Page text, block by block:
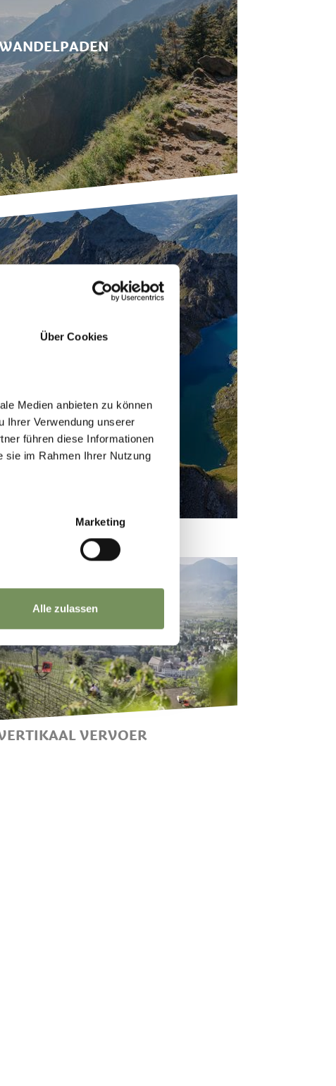
Über Cookies
Medien anbieten zu können
Ihrer Verwendung unserer
führen diese Informationen
sie im Rahmen Ihrer Nutzung
Marketing
Alle zulassen
met Zuid-Tiroler alpinisten en
VERVOER